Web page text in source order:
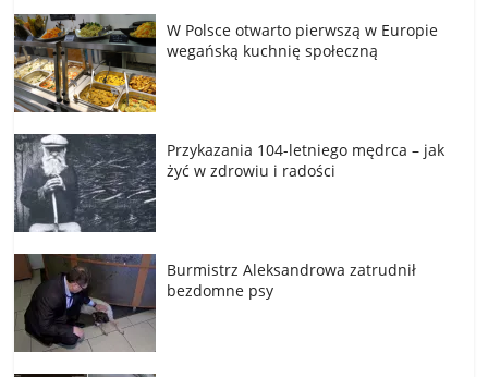
W Polsce otwarto pierwszą w Europie
wegańską kuchnię społeczną
Przykazania 104-letniego mędrca – jak
żyć w zdrowiu i radości
Burmistrz Aleksandrowa zatrudnił
bezdomne psy